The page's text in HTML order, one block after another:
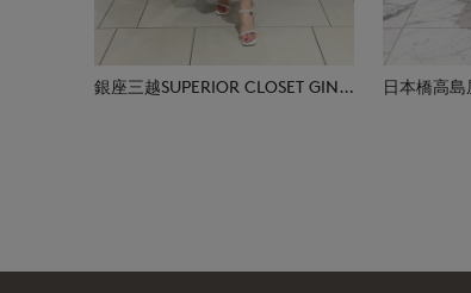
銀座三越SUPERIOR CLOSET GINZA